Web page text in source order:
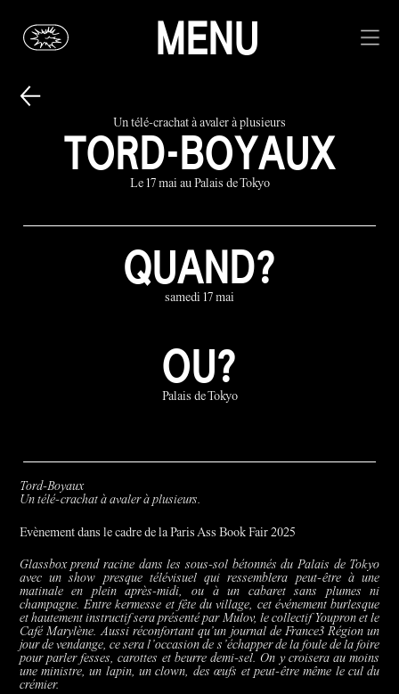
MENU
Un télé-crachat à avaler à plusieurs
TORD-BOYAUX
Le 17 mai au Palais de Tokyo
QUAND?
samedi 17 mai
OU?
Palais de Tokyo
Tord-Boyaux
Un télé-crachat à avaler à plusieurs.
Evènement dans le cadre de la Paris Ass Book Fair 2025
Glassbox prend racine dans les sous-sol bétonnés du Palais de Tokyo
avec un show presque télévisuel qui ressemblera peut-être à une
matinale en plein après-midi, ou à un cabaret sans plumes ni
champagne. Entre kermesse et fête du village, cet événement burlesque
et hautement instructif sera présenté par Mulov, le collectif Youpron et le
Café Marylène. Aussi réconfortant qu’un journal de France3 Région un
jour de vendange, ce sera l’occasion de s’échapper de la foule de la foire
pour parler fesses, carottes et beurre demi-sel. On y croisera au moins
une ministre, un lapin, un clown, des œufs et peut-être même le cul du
crémier.